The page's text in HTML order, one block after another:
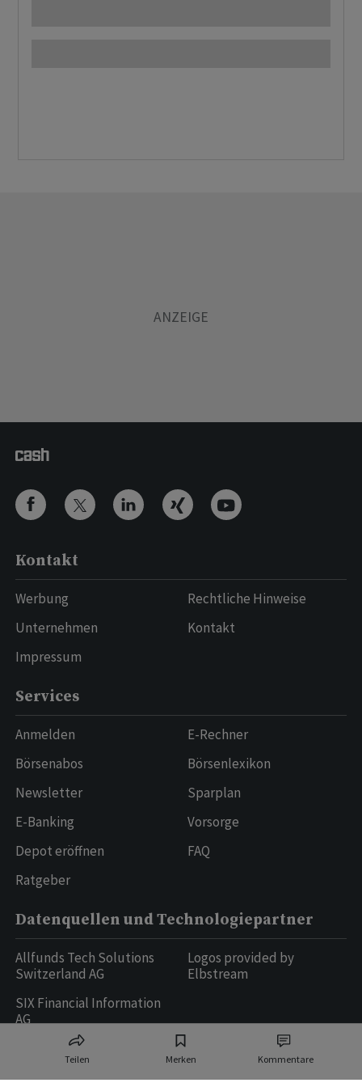
Teilen Merken Kommentare
Kontakt
Werbung
Unternehmen
Impressum
Rechtliche Hinweise
Kontakt
Services
Anmelden
Börsenabos
Newsletter
E-Banking
Depot eröffnen
Ratgeber
E-Rechner
Börsenlexikon
Sparplan
Vorsorge
FAQ
Datenquellen und Technologiepartner
Allfunds Tech Solutions
Switzerland AG
SIX Financial Information
AG
Logos provided by
Elbstream
Ringier AG | Ringier Medien Schweiz